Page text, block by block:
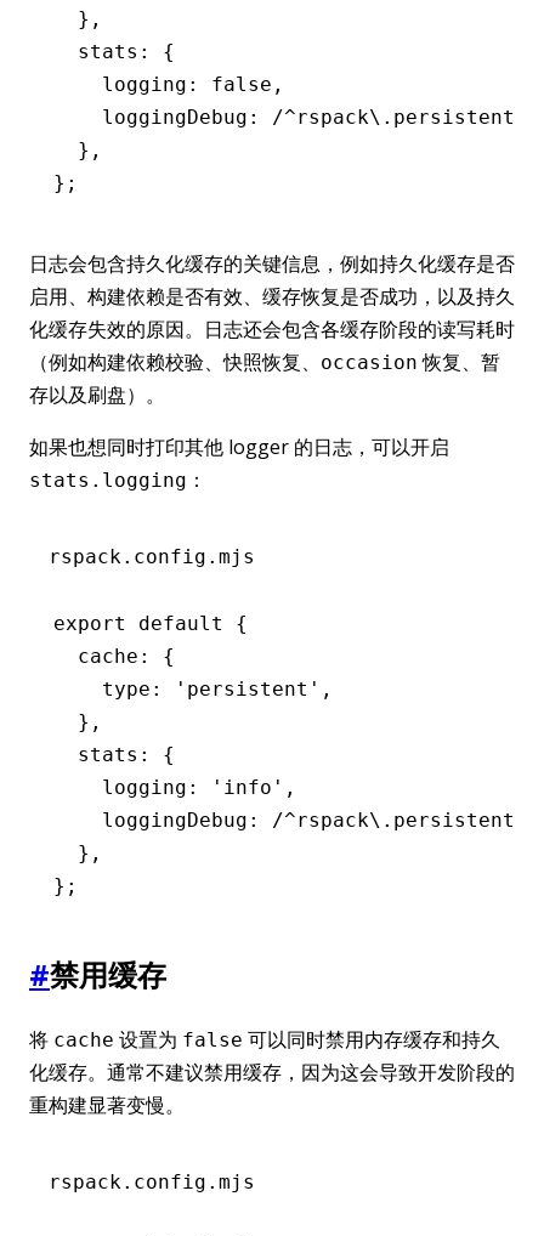
  }
,
  stats
:
{
    logging
: false ,
    loggingDebug
: /^
  }
,
};
日志会包含持久化缓存的关键信息，例如持久化缓存是否
启用、构建依赖是否有效、缓存恢复是否成功，以及持久
化缓存失效的原因。日志还会包含各缓存阶段的读写耗时
（例如构建依赖校验、快照恢复、
occasion 恢复、暂
存以及刷盘）。
如果也想同时打印其他 logger 的日志，可以开启
stats.logging ：
rspack.config.mjs
export default
{
  cache
:
{
    type
: 'persistent' ,
  }
,
  stats
:
{
    logging
: 'info' ,
    loggingDebug
: /^
  }
,
};
#禁用缓存
将 cache 设置为 false 可以同时禁用内存缓存和持久
化缓存。通常不建议禁用缓存，因为这会导致开发阶段的
重构建显著变慢。
rspack.config.mjs